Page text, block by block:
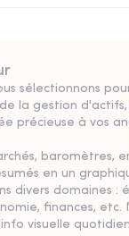
sélectionnons
la gestion d'actifs,
précieuse à vos
baromètres,
en un
divers domaines :
finances, etc.
visuelle